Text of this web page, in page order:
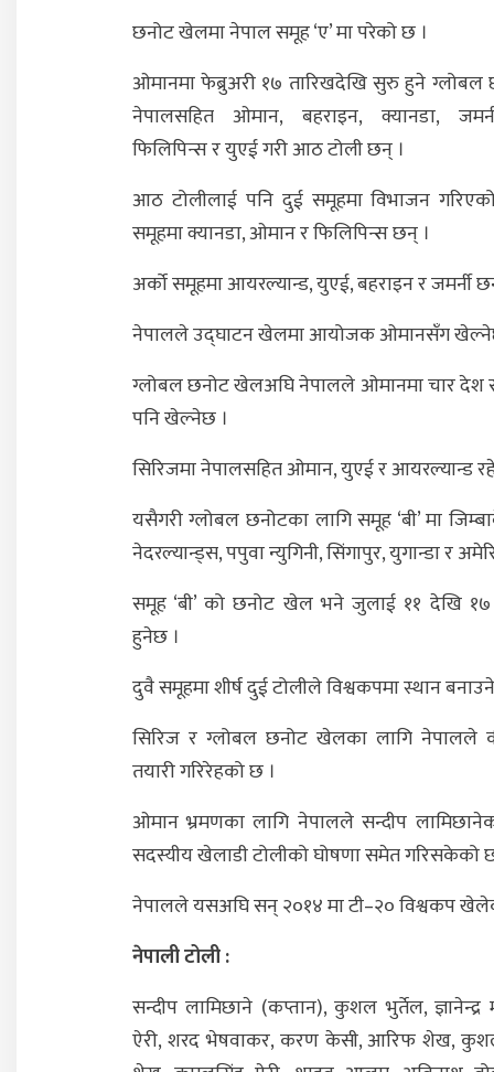
छनोट खेलमा नेपाल समूह ‘ए’ मा परेको छ ।
ओमानमा फेब्रुअरी १७ तारिखदेखि सुरु हुने ग्लोबल
नेपालसहित ओमान, बहराइन, क्यानडा,
फिलिपिन्स र युएई गरी आठ टोली छन् ।
आठ टोलीलाई पनि दुई समूहमा विभाजन
समूहमा क्यानडा, ओमान र फिलिपिन्स छन् ।
अर्को समूहमा आयरल्यान्ड, युएई, बहराइन र जमर्नी
नेपालले उद्घाटन खेलमा आयोजक ओमानसँग
ग्लोबल छनोट खेलअघि नेपालले ओमानमा चार देश
पनि खेल्नेछ ।
सिरिजमा नेपालसहित ओमान, युएई र आयरल्यान्ड
यसैगरी ग्लोबल छनोटका लागि समूह ‘बी’ मा
नेदरल्यान्ड्स, पपुवा न्युगिनी, सिंगापुर, युगान्डा र
समूह ‘बी’ को छनोट खेल भने जुलाई ११ देखि १७
हुनेछ ।
दुवै समूहमा शीर्ष दुई टोलीले विश्वकपमा स्थान
सिरिज र ग्लोबल छनोट खेलका लागि नेपालले
तयारी गरिरेहको छ ।
ओमान भ्रमणका लागि नेपालले सन्दीप
सदस्यीय खेलाडी टोलीको घोषणा समेत गरिसकेको
नेपालले यसअघि सन् २०१४ मा टी–२० विश्वकप
नेपाली टोली :
सन्दीप लामिछाने (कप्तान), कुशल भुर्तेल, ज्ञानेन्द्र
ऐरी, शरद भेषवाकर, करण केसी, आरिफ शेख,